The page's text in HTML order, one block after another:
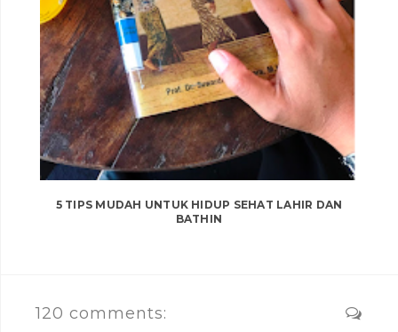
5 TIPS MUDAH UNTUK HIDUP SEHAT LAHIR DAN
BATHIN
120 comments: